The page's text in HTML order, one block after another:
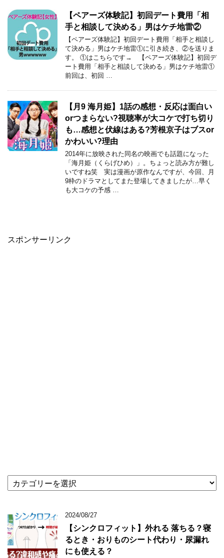
【ペアーズ体験記】初回デート費用「相
手と相談して決める」男はケチ地雷②
【ペアーズ体験記】初回デート費用「相手と相談し
て決める」男はケチ地雷①に引き続き、②を送りま
す。 ①はこちらです→ 【ペアーズ体験記】初回デ
ート費用「相手と相談して決める」男はケチ地雷①
前回は、初回 …
【月9 海月姫】1話の感想・反応は面白い
orつまらない?視聴率が大コケで打ち切り
も…感想と伏線はある?芳根京子はブスor
かわいい?理由
2014年に放映された同名の映画でも話題になった
「海月姫（くらげひめ）」。ちょっと読み方が難し
いですね笑 実は漫画が原作なんですが、今回、月
9枠のドラマとしてまた登場してきましたが…早く
も大コケの予感 …
スポンサーリンク
記
テ
ゴ
リ
★
2024/08/27
【シンクロフィット】外れる 落ちる？寝
るとき・おりものシート代わり・尿漏れ
にも使える？